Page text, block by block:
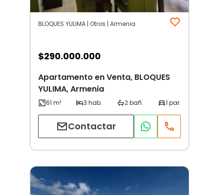
BLOQUES YULIMA | Otros | Armenia
$290.000.000
Apartamento en Venta, BLOQUES
YULIMA, Armenia
Contactar